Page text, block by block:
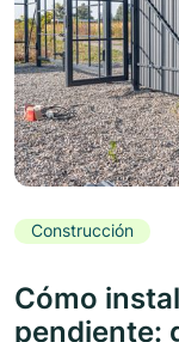
Construcción
Cómo
pendiente: